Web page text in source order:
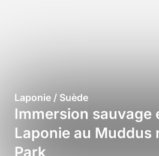
Laponie / Suède
Immersion sauvage
Laponie au Muddus
Park